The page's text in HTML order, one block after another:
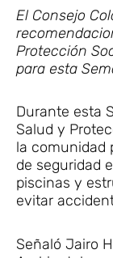
El Consejo
Protección
para esta
Durante esta
Salud y
la comunidad
de seguridad
piscinas y
evitar
Señaló Jairo